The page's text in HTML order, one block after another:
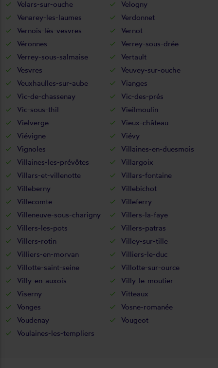
Velars-sur-ouche
Velogny
Venarey-les-laumes
Verdonnet
Vernois-lès-vesvres
Vernot
Véronnes
Verrey-sous-drée
Verrey-sous-salmaise
Vertault
Vesvres
Veuvey-sur-ouche
Veuxhaulles-sur-aube
Vianges
Vic-de-chassenay
Vic-des-prés
Vic-sous-thil
Vieilmoulin
Vielverge
Vieux-château
Viévigne
Viévy
Vignoles
Villaines-en-duesmois
Villaines-les-prévôtes
Villargoix
Villars-et-villenotte
Villars-fontaine
Villeberny
Villebichot
Villecomte
Villeferry
Villeneuve-sous-charigny
Villers-la-faye
Villers-les-pots
Villers-patras
Villers-rotin
Villey-sur-tille
Villiers-en-morvan
Villiers-le-duc
Villotte-saint-seine
Villotte-sur-ource
Villy-en-auxois
Villy-le-moutier
Viserny
Vitteaux
Vonges
Vosne-romanée
Voudenay
Vougeot
Voulaines-les-templiers